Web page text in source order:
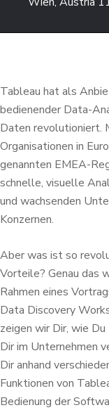
Tableau hat als
bedienender Data-
Daten revolutioniert.
Organisationen in
genannten EMEA-
schnelle, visuelle
und wachsenden
Konzernen.
Aber was ist so
Vorteile? Genau das
Rahmen eines
Data Discovery
zeigen wir Dir, wie
Dir im Unternehmen
Dir anhand
Funktionen von
Bedienung der